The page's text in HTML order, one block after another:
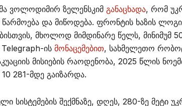
ვოლოდიმირ ზელენსკიმ განაცხადა, რომ
და მიწოდება. ფრონტის ხაზის
მხოლოდ მიმდინარე წელს, მინიმუმ
ის მონაცემებით, სახმელეთო
მისიების რაოდენობა, 2025 წლის
281-მდე გაიზარდა.
შექმნაზე, დღეს, 280-ზე მეტი